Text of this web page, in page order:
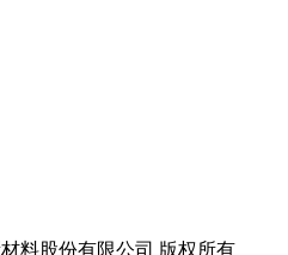
料股份有限公司 版权所有